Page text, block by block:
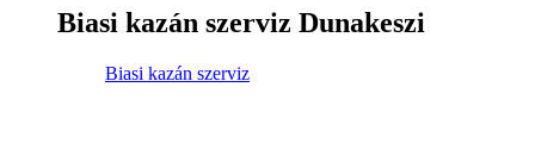
Biasi kazán szerviz Dunakeszi
Biasi kazán szerviz